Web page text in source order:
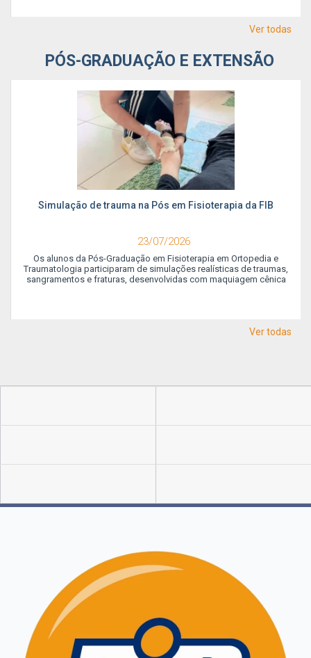
Ver todas
PÓS-GRADUAÇÃO E EXTENSÃO
Simulação de trauma na Pós em Fisioterapia da FIB
23/07/2026
Os alunos da Pós-Graduação em Fisioterapia em Ortopedia e
Traumatologia participaram de simulações realísticas de traumas,
sangramentos e fraturas, desenvolvidas com maquiagem cênica
Ver todas